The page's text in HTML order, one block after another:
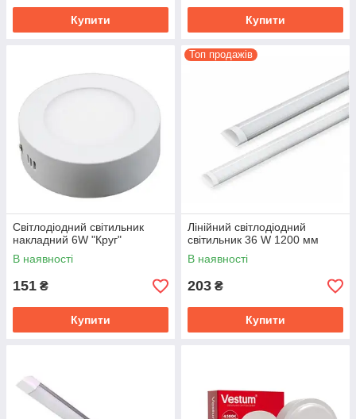
Купити Купити
Світлодіодний світильник
накладний 6W "Круг"
В наявності
151 ₴
Купити
Топ продажів
Лінійний світлодіодний
світильник 36 W 1200 мм
В наявності
203 ₴
Купити